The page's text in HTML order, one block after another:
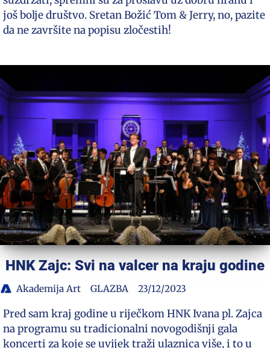
još bolje društvo. Sretan Božić Tom & Jerry, no, pazite
da ne završite na popisu zločestih!
HNK Zajc: Svi na valcer na kraju godine
Akademija Art GLAZBA 23/12/2023
Pred sam kraj godine u riječkom HNK Ivana pl. Zajca
na programu su tradicionalni novogodišnji gala
koncerti za koje se uvijek traži ulaznica više, i to u